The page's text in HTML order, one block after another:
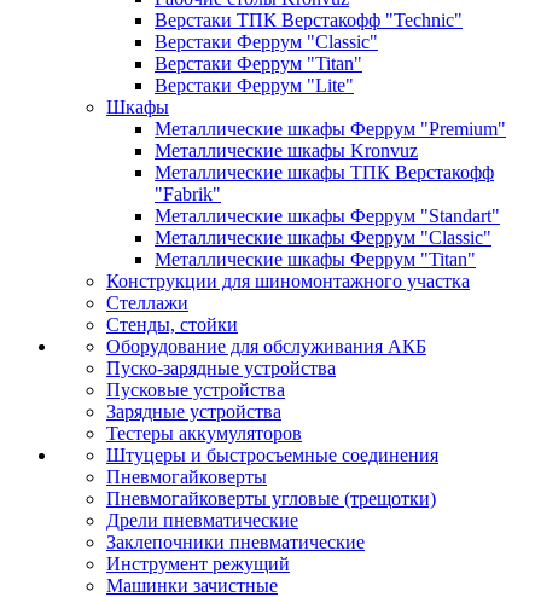
Верстаки ТПК Верстакофф "Technic"
Верстаки Феррум "Classic"
Верстаки Феррум "Titan"
Верстаки Феррум "Lite"
Шкафы
Металлические шкафы Феррум "Premium"
Металлические шкафы Kronvuz
Металлические шкафы ТПК Верстакофф
"Fabrik"
Металлические шкафы Феррум "Standart"
Металлические шкафы Феррум "Classic"
Металлические шкафы Феррум "Titan"
Конструкции для шиномонтажного участка
Стеллажи
Стенды, стойки
Оборудование для обслуживания АКБ
Пуско-зарядные устройства
Пусковые устройства
Зарядные устройства
Тестеры аккумуляторов
Штуцеры и быстросъемные соединения
Пневмогайковерты
Пневмогайковерты угловые (трещотки)
Дрели пневматические
Заклепочники пневматические
Инструмент режущий
Машинки зачистные